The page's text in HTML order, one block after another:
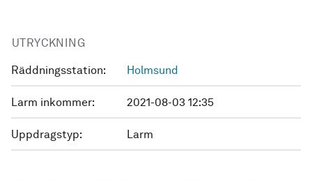
UTRYCKNING
Räddningsstation: Holmsund
Larm inkommer: 2021-08-03 12:35
Uppdragstyp: Larm